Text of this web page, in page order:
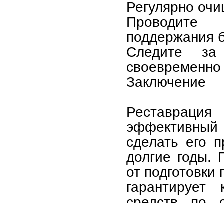
Регулярно
Проводите
поддержания
Следите
Заключение
сделать его
долгие годы.
от